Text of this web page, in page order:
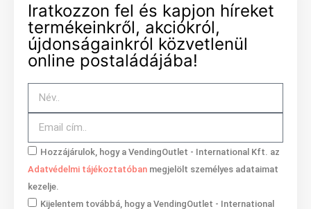
Iratkozzon fel és kapjon híreket
termékeinkről, akciókról,
újdonságainkról közvetlenül
online postaládájába!
Hozzájárulok, hogy a VendingOutlet - International Kft. az
Adatvédelmi tájékoztatóban megjelölt személyes adataimat
kezelje.
Kijelentem továbbá, hogy a VendingOutlet - International